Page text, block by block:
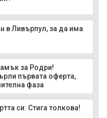
в Ливърпул, за да има
за Родри!
първата оферта,
фаза
си: Стига толкова!